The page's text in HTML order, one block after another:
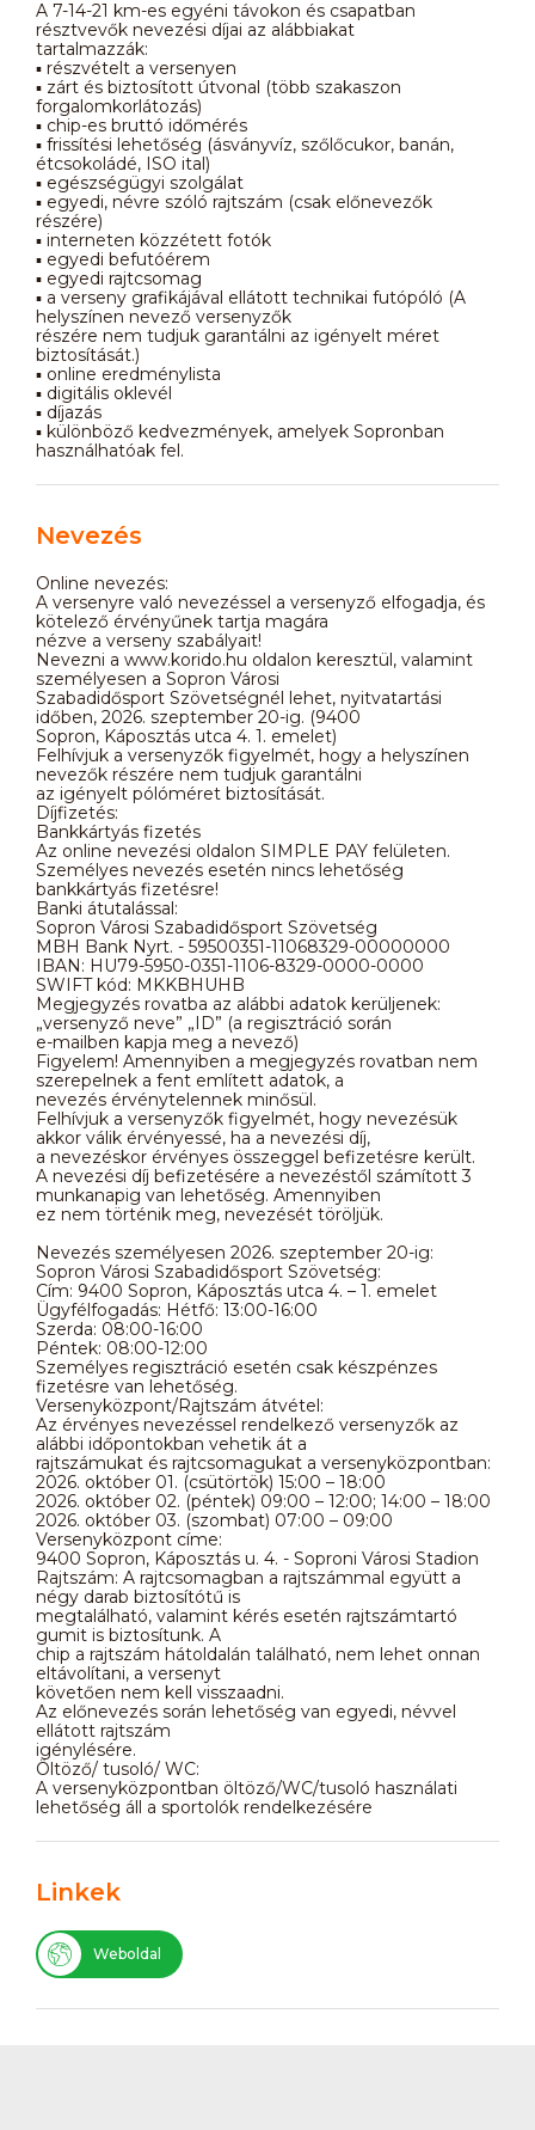
A 7-14-21 km-es egyéni távokon és csapatban
résztvevők nevezési díjai az alábbiakat
tartalmazzák:
▪ részvételt a versenyen
▪ zárt és biztosított útvonal (több szakaszon
forgalomkorlátozás)
▪ chip-es bruttó időmérés
▪ frissítési lehetőség (ásványvíz, szőlőcukor, banán,
étcsokoládé, ISO ital)
▪ egészségügyi szolgálat
▪ egyedi, névre szóló rajtszám (csak előnevezők
részére)
▪ interneten közzétett fotók
▪ egyedi befutóérem
▪ egyedi rajtcsomag
▪ a verseny grafikájával ellátott technikai futópóló (A
helyszínen nevező versenyzők
részére nem tudjuk garantálni az igényelt méret
biztosítását.)
▪ online eredménylista
▪ digitális oklevél
▪ díjazás
▪ különböző kedvezmények, amelyek Sopronban
használhatóak fel.
Nevezés
Online nevezés:
A versenyre való nevezéssel a versenyző elfogadja, és
kötelező érvényűnek tartja magára
nézve a verseny szabályait!
Nevezni a www.korido.hu oldalon keresztül, valamint
személyesen a Sopron Városi
Szabadidősport Szövetségnél lehet, nyitvatartási
időben, 2026. szeptember 20-ig. (9400
Sopron, Káposztás utca 4. 1. emelet)
Felhívjuk a versenyzők figyelmét, hogy a helyszínen
nevezők részére nem tudjuk garantálni
az igényelt pólóméret biztosítását.
Díjfizetés:
Bankkártyás fizetés
Az online nevezési oldalon SIMPLE PAY felületen.
Személyes nevezés esetén nincs lehetőség
bankkártyás fizetésre!
Banki átutalással:
Sopron Városi Szabadidősport Szövetség
MBH Bank Nyrt. - 59500351-11068329-00000000
IBAN: HU79-5950-0351-1106-8329-0000-0000
SWIFT kód: MKKBHUHB
Megjegyzés rovatba az alábbi adatok kerüljenek:
„versenyző neve” „ID” (a regisztráció során
e-mailben kapja meg a nevező)
Figyelem! Amennyiben a megjegyzés rovatban nem
szerepelnek a fent említett adatok, a
nevezés érvénytelennek minősül.
Felhívjuk a versenyzők figyelmét, hogy nevezésük
akkor válik érvényessé, ha a nevezési díj,
a nevezéskor érvényes összeggel befizetésre került.
A nevezési díj befizetésére a nevezéstől számított 3
munkanapig van lehetőség. Amennyiben
ez nem történik meg, nevezését töröljük.
Nevezés személyesen 2026. szeptember 20-ig:
Sopron Városi Szabadidősport Szövetség:
Cím: 9400 Sopron, Káposztás utca 4. – 1. emelet
Ügyfélfogadás: Hétfő: 13:00-16:00
Szerda: 08:00-16:00
Péntek: 08:00-12:00
Személyes regisztráció esetén csak készpénzes
fizetésre van lehetőség.
Versenyközpont/Rajtszám átvétel:
Az érvényes nevezéssel rendelkező versenyzők az
alábbi időpontokban vehetik át a
rajtszámukat és rajtcsomagukat a versenyközpontban:
2026. október 01. (csütörtök) 15:00 – 18:00
2026. október 02. (péntek) 09:00 – 12:00; 14:00 – 18:00
2026. október 03. (szombat) 07:00 – 09:00
Versenyközpont címe:
9400 Sopron, Káposztás u. 4. - Soproni Városi Stadion
Rajtszám: A rajtcsomagban a rajtszámmal együtt a
négy darab biztosítótű is
megtalálható, valamint kérés esetén rajtszámtartó
gumit is biztosítunk. A
chip a rajtszám hátoldalán található, nem lehet onnan
eltávolítani, a versenyt
követően nem kell visszaadni.
Az előnevezés során lehetőség van egyedi, névvel
ellátott rajtszám
igénylésére.
Öltöző/ tusoló/ WC:
A versenyközpontban öltöző/WC/tusoló használati
lehetőség áll a sportolók rendelkezésére
Linkek
Weboldal